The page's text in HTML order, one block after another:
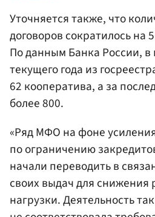
Уточняется также, что
договоров сократилось на
По данным Банка России,
текущего года из
62 кооператива, а за
более 800.
«Ряд МФО на фоне
по ограничению
начали переводить в
своих выдач для снижения
нагрузки. Деятельность